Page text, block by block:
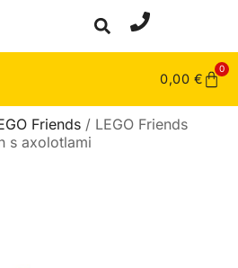
0,00 €
0
Friends / LEGO Friends
s axolotlami